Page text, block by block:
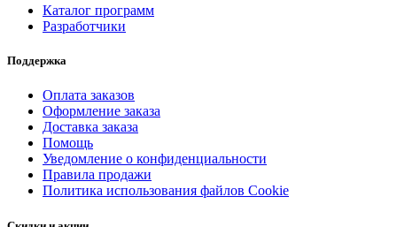
Каталог программ
Разработчики
Поддержка
Оплата заказов
Оформление заказа
Доставка заказа
Помощь
Уведомление о конфиденциальности
Правила продажи
Политика использования файлов Cookie